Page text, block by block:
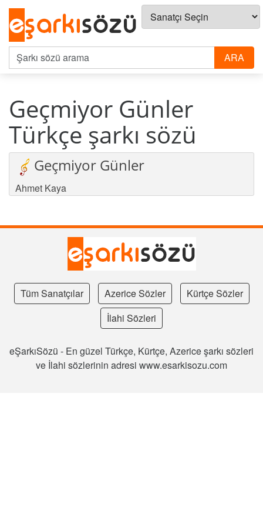
Geçmiyor Günler
Türkçe şarkı sözü
Geçmiyor Günler
Ahmet Kaya
Tüm Sanatçılar Azerice Sözler
Kürtçe Sözler
İlahi Sözleri
eŞarkıSözü - En güzel Türkçe, Kürtçe, Azerice şarkı sözleri
ve İlahi sözlerinin adresi www.esarkisozu.com